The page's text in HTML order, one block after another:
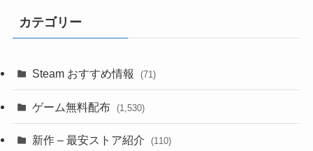
カテゴリー
Steam おすすめ情報 (71)
ゲーム無料配布 (1,530)
新作 – 最安ストア紹介 (110)